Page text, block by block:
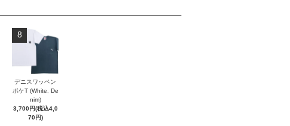
8
デニスワッペン
ポケT (White, De
nim)
3,700円(税込4,0
70円)